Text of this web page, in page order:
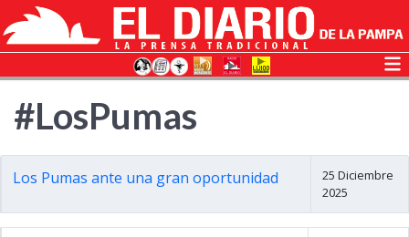
#LosPumas
Los Pumas ante una gran oportunidad
25 Diciembre
2025